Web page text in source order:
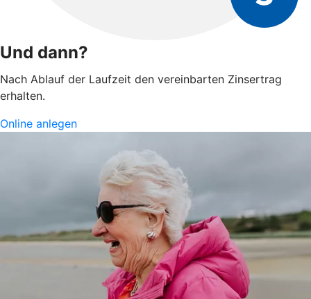
Und dann?
Nach Ablauf der Laufzeit den vereinbarten Zinsertrag
erhalten.
Online anlegen